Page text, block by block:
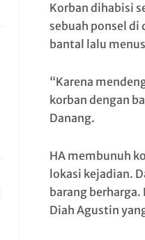
Korban dihabisi
sebuah ponsel di
bantal lalu
“Karena
korban dengan
Danang.
HA membunuh
lokasi kejadian.
barang
Diah Agustin